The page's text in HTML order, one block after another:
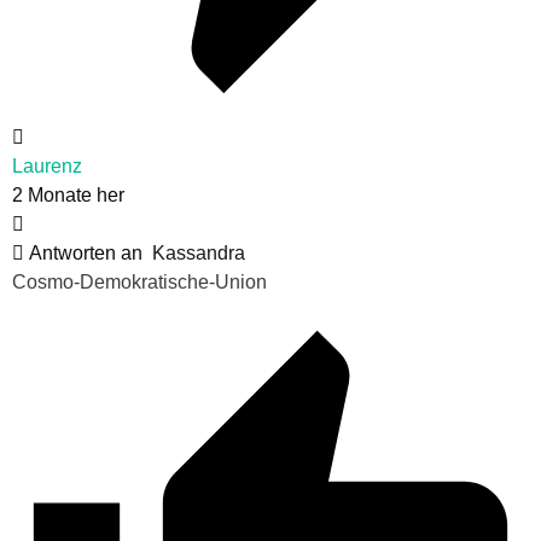
Laurenz
2 Monate her
Antworten an
Kassandra
Cosmo-Demokratische-Union